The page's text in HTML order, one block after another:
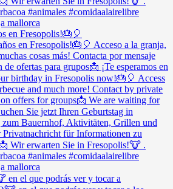
en Fresopolis!🎂🎈
el que podrás ver y tocar a